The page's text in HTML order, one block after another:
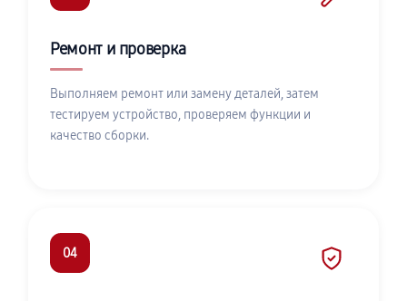
Ремонт и проверка
Выполняем ремонт или замену деталей, затем
тестируем устройство, проверяем функции и
качество сборки.
04